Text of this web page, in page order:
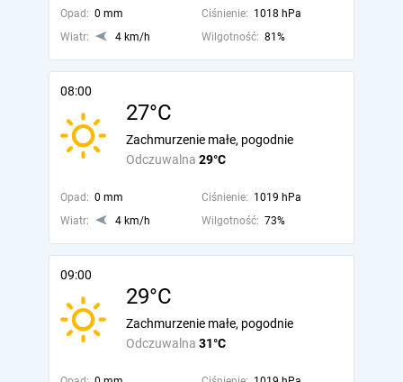
Opad: 0 mm Ciśnienie: 1018 hPa
Wiatr:
4 km/h Wilgotność: 81%
08:00
27°C
Odczuwalna 29°C
Zachmurzenie małe, pogodnie
Opad: 0 mm Ciśnienie: 1019 hPa
Wiatr:
4 km/h Wilgotność: 73%
09:00
29°C
Odczuwalna 31°C
Zachmurzenie małe, pogodnie